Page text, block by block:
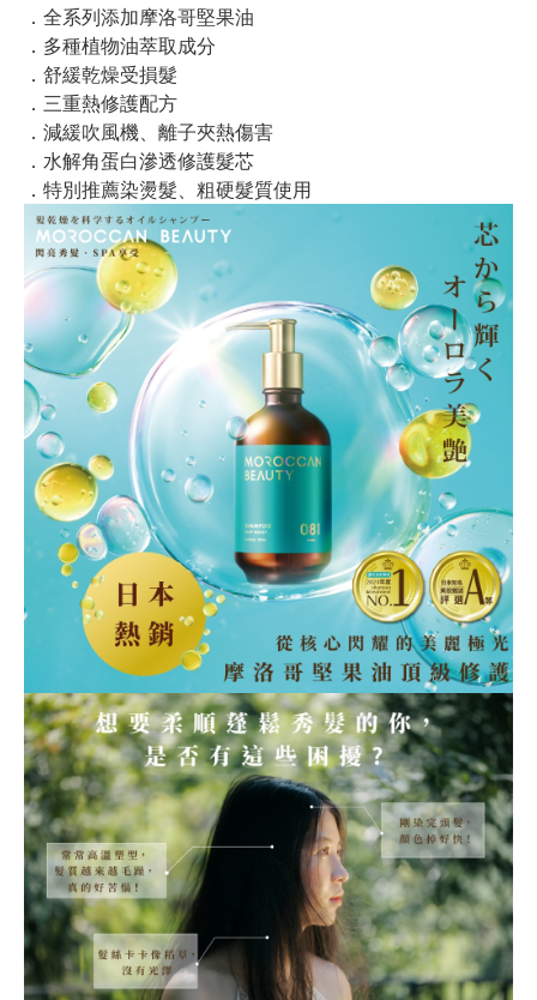
．全系列添加摩洛哥堅果油
．多種植物油萃取成分
．舒緩乾燥受損髮
．三重熱修護配方
．減緩吹風機、離子夾熱傷害
．水解角蛋白滲透修護髮芯
．特別推薦染燙髮、粗硬髮質使用